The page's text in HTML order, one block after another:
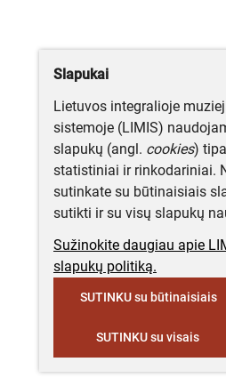
Slapukai
Lietuvos integralioje
sistemoje (LIMIS)
slapukų (angl. cookies)
statistiniai ir rinkodariniai.
sutinkate su būtinaisiais
sutikti ir su visų slapukų
Sužinokite daugiau apie
slapukų politiką.
SUTINKU su būtinaisiais
SUTINKU su visais